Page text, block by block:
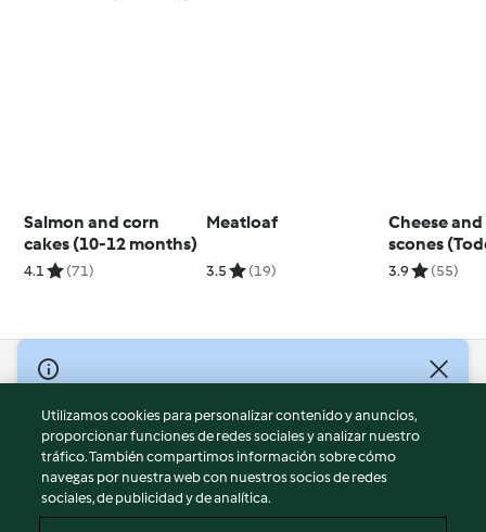
Salmon and corn
cakes (10-12 months)
4.1 (71)
Meatloaf
3.5 (19)
Cheese
scones
beyond)
3.9 (55)
© Copyright 2026
Términos de uso
Política de privacidad
Aviso legal
Información legal
Utilizamos cookies para personalizar contenido y anuncios,
proporcionar funciones de redes sociales y analizar nuestro
tráfico. También compartimos información sobre cómo
navegas por nuestra web con nuestros socios de redes
sociales, de publicidad y de analítica.